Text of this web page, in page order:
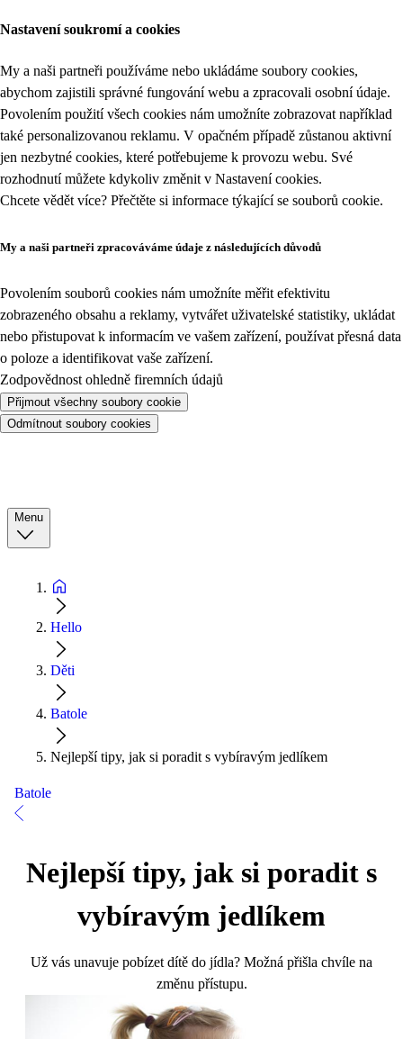
Nastavení soukromí a cookies
My a naši partneři používáme nebo ukládáme soubory cookies,
abychom zajistili správné fungování webu a zpracovali osobní údaje.
Povolením použití všech cookies nám umožníte zobrazovat například
také personalizovanou reklamu. V opačném případě zůstanou aktivní
jen nezbytné cookies, které potřebujeme k provozu webu. Své
rozhodnutí můžete kdykoliv změnit v Nastavení cookies.
Chcete vědět více? Přečtěte si informace týkající se souborů cookie.
My a naši partneři zpracováváme údaje z následujících důvodů
Povolením souborů cookies nám umožníte měřit efektivitu
zobrazeného obsahu a reklamy, vytvářet uživatelské statistiky, ukládat
nebo přistupovat k informacím ve vašem zařízení, používat přesná data
o poloze a identifikovat vaše zařízení.
Zodpovědnost ohledně firemních údajů
Přijmout všechny soubory cookie
Odmítnout soubory cookies
Menu
Hello
Děti
Batole
Nejlepší tipy, jak si poradit s vybíravým jedlíkem
Batole
Nejlepší tipy, jak si poradit s
vybíravým jedlíkem
Už vás unavuje pobízet dítě do jídla? Možná přišla chvíle na
změnu přístupu.